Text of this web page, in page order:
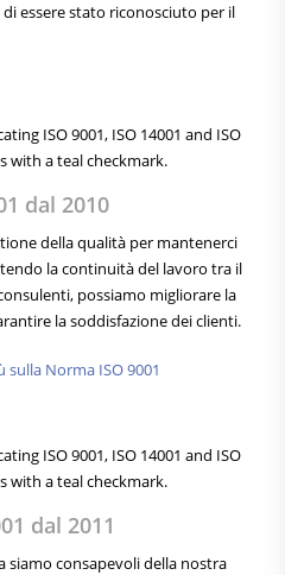
essere stato riconosciuto per il
dal 2010
della qualità per mantenerci
la continuità del lavoro tra il
possiamo migliorare la
la soddisfazione dei clienti.
sulla Norma ISO 9001
dal 2011
consapevoli della nostra